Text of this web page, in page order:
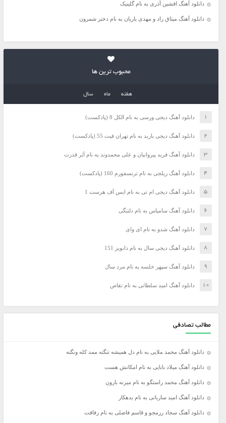
دانلود آهنگ افشین آذری به نام گلینیک
دانلود آهنگ میثاق راد و مهدی یاریان به نام دختر شمرون
محبوب ترین ها
هفته ماه سال
دانلود آهنگ دیجی ورسی به نام الکل 8 (پادکست)
دانلود آهنگ دیجی باربد به نام تهران فیت 55 (پادکست)
دانلود آهنگ فرید پیروانیان و علی محمدوند به نام اَبَر قدرت
دانلود آهنگ ریلجی به نام ترنسفورم 160 (پادکست)
دانلود آهنگ دیجی ام تی به نام ایس آف هرست 1
دانلود آهنگ سامیاس به نام دلتنگی
دانلود آهنگ شدو به نام ای وای
دانلود آهنگ دیجی سال به نام دابویز 151
دانلود آهنگ سپهر خلسه به نام مرد سال
دانلود آهنگ امید سلطانی به نام تقاص
مطالب تصادفی
دانلود آهنگ محمد ملایی به نام دل همیشه تنگته ممد کله ونگته
دانلود آهنگ میلاد بابایی به نام امکانش هست
دانلود آهنگ محمد راستگو به نام میزنه بارون
دانلود آهنگ امید ساربانی به نام بدهکار
دانلود آهنگ سجاد رزمجو و قاسم فاضلی به نام رفاقت